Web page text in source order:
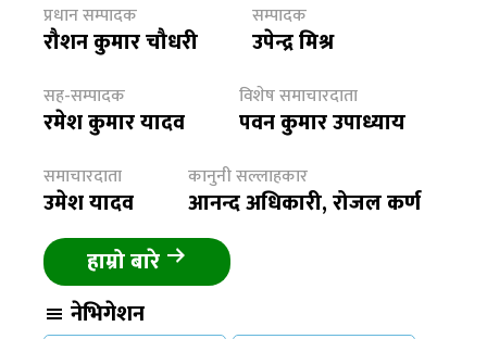
प्रधान सम्पादक
रौशन कुमार चौधरी
सम्पादक
उपेन्द्र मिश्र
सह-सम्पादक
रमेश कुमार यादव
विशेष समाचारदाता
पवन कुमार उपाध्याय
समाचारदाता
उमेश यादव
कानुनी सल्लाहकार
आनन्द अधिकारी, रोजल कर्ण
हाम्रो बारे
नेभिगेशन